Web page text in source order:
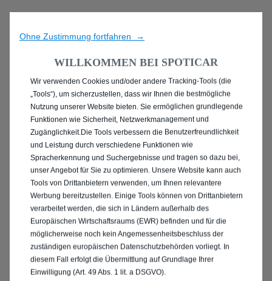
ENTDECKEN SIE ALLE
MIT BENZIN / MILD-
HYBRID ANTRIEB IN
AUGSBURG
Ohne Zustimmung fortfahren →
WILLKOMMEN BEI SPOTICAR
Wir verwenden Cookies und/oder andere Tracking-Tools (die
„Tools“), um sicherzustellen, dass wir Ihnen die bestmögliche
Nutzung unserer Website bieten. Sie ermöglichen grundlegende
Funktionen wie Sicherheit, Netzwerkmanagement und
Zugänglichkeit.Die Tools verbessern die Benutzerfreundlichkeit
und Leistung durch verschiedene Funktionen wie
Spracherkennung und Suchergebnisse und tragen so dazu bei,
unser Angebot für Sie zu optimieren. Unsere Website kann auch
Tools von Drittanbietern verwenden, um Ihnen relevantere
Werbung bereitzustellen. Einige Tools können von Drittanbietern
verarbeitet werden, die sich in Ländern außerhalb des
Europäischen Wirtschaftsraums (EWR) befinden und für die
möglicherweise noch kein Angemessenheitsbeschluss der
zuständigen europäischen Datenschutzbehörden vorliegt. In
diesem Fall erfolgt die Übermittlung auf Grundlage Ihrer
Einwilligung (Art. 49 Abs. 1 lit. a DSGVO).